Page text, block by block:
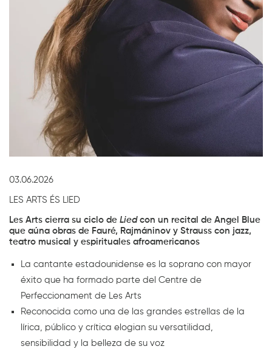
03.06.2026
LES ARTS ÉS LIED
Les Arts cierra su ciclo deLiedcon un recital de Angel Blue
que aúna obras de Fauré, Rajmáninov y Strauss con jazz,
teatro musical y espirituales afroamericanos
La cantante estadounidense es la soprano con mayor
éxito que ha formado parte del Centre de
Perfeccionament de Les Arts
Reconocida como una de las grandes estrellas de la
lírica, público y crítica elogian su versatilidad,
sensibilidad y la belleza de su voz